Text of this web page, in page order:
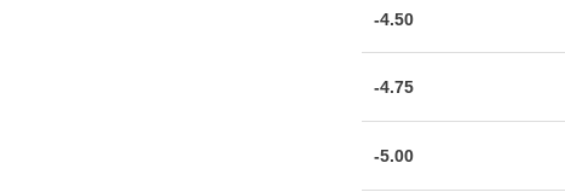
-4.50
-4.75
-5.00